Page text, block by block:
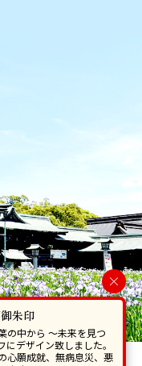
で転写･複製することを
×
朱印
の中から 〜未来を見つ
にデザイン致しました。
願成就、無病息災、悪